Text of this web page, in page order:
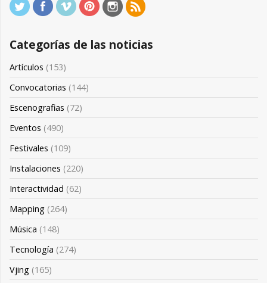
Categorías de las noticias
Artículos (153)
Convocatorias (144)
Escenografias (72)
Eventos (490)
Festivales (109)
Instalaciones (220)
Interactividad (62)
Mapping (264)
Música (148)
Tecnología (274)
Vjing (165)